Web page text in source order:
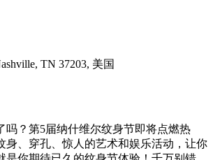
TN 37203, 美国
吗？第5届纳什维尔纹身节即将点燃热
身、穿孔、惊人的艺术和娱乐活动，让你